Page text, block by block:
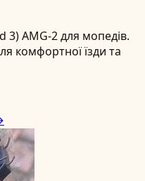
AMG-2 для мопедів.
комфортної їзди та